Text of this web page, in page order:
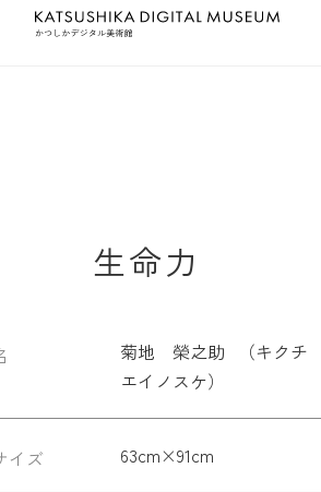
生命力
菊地 榮之助 （キクチ
エイノスケ）
イズ 63cm×91cm